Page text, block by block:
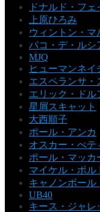
ドナルド・フェ
上原ひろみ
ウィントン・マ
パコ・デ・ルシ
MJQ
ヒューマンネイ
エスペランサ・
エリック・ドル
星屑スキャット
大西順子
ポール・アンカ
オスカー・ぺテ
ポール・マッカ
マイケル・ボル
キャノンボール
UB40
キース・ジャレ